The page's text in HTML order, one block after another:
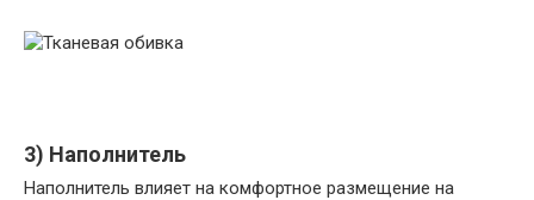
3) Наполнитель
Наполнитель влияет на комфортное размещение на